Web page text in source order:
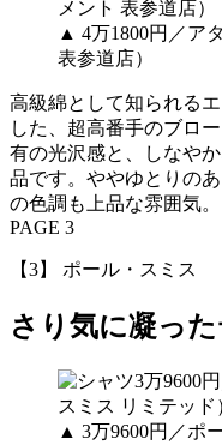
▲ 4万1800円／ア
表参道店）
高級綿として知られる
した、超高番手のブロ
有の光沢感と、しなや
品です。ややゆとりの
の色調も上品な雰囲気。
PAGE 3
【3】 ポール・スミス
さり気に凝っ
▲ 3万9600円／ポ